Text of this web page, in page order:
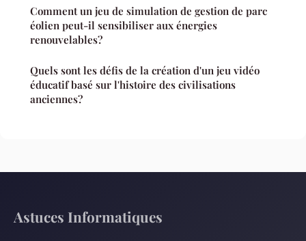
Comment un jeu de simulation de gestion de parc
éolien peut-il sensibiliser aux énergies
renouvelables?
Quels sont les défis de la création d'un jeu vidéo
éducatif basé sur l'histoire des civilisations
anciennes?
Astuces Informatiques